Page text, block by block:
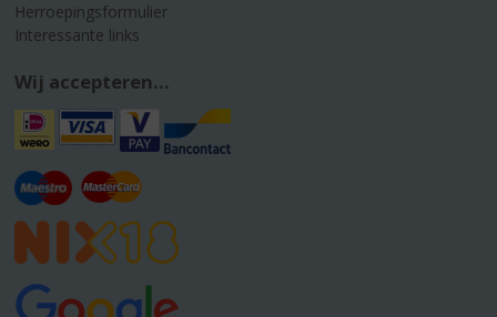
Herroepingsformulier
Interessante links
Wij accepteren...